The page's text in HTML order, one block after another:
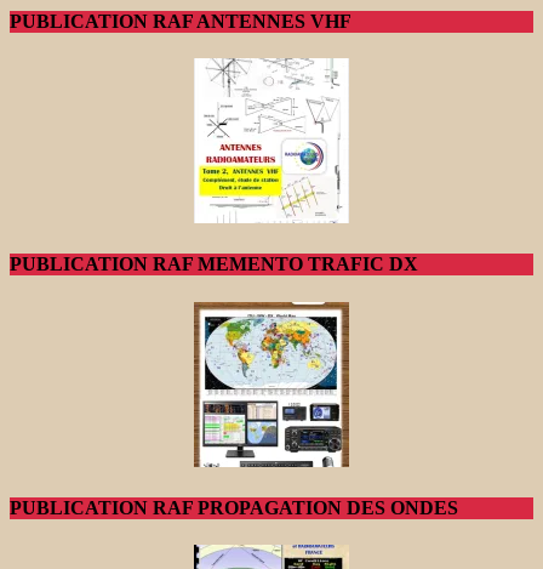
PUBLICATION RAF ANTENNES VHF
PUBLICATION RAF MEMENTO TRAFIC DX
PUBLICATION RAF PROPAGATION DES ONDES